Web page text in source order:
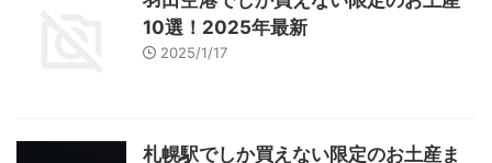
10選！2025年最新
2025/1/17
札幌駅でしか買えない限定のお土産ま